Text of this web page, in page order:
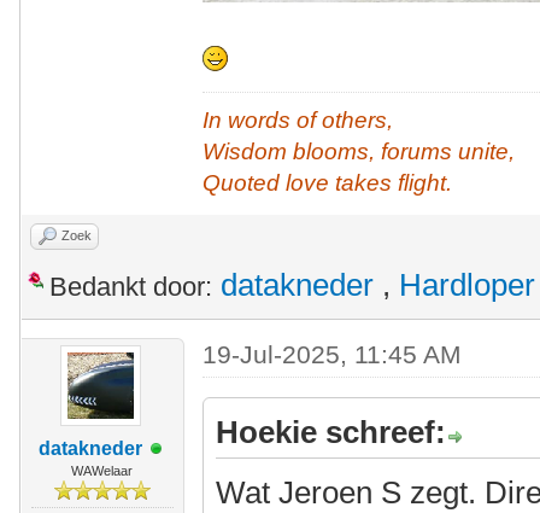
In words of others,
Wisdom blooms, forums unite,
Quoted love takes flight.
Zoek
Bedankt door: datakneder , Hardloper
datakneder
WAWelaar
19-Jul-2025, 11:45 AM
Hoekie schreef:
Wat Jeroen S zegt.